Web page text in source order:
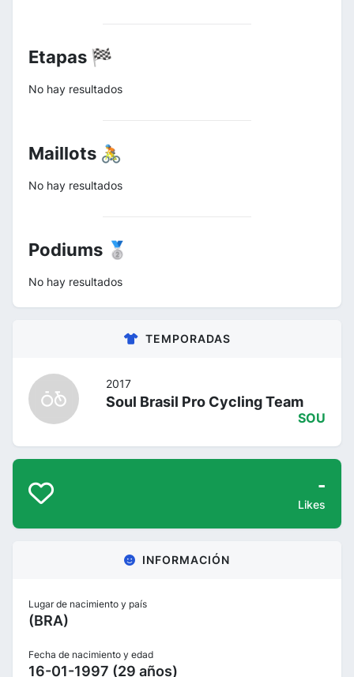
Etapas 🏁
No hay resultados
Maillots 🚴
No hay resultados
Podiums 🥈
No hay resultados
TEMPORADAS
2017
Soul Brasil Pro Cycling Team
SOU
-
Likes
INFORMACIÓN
Lugar de nacimiento y país
(BRA)
Fecha de nacimiento y edad
16-01-1997 (29 años)